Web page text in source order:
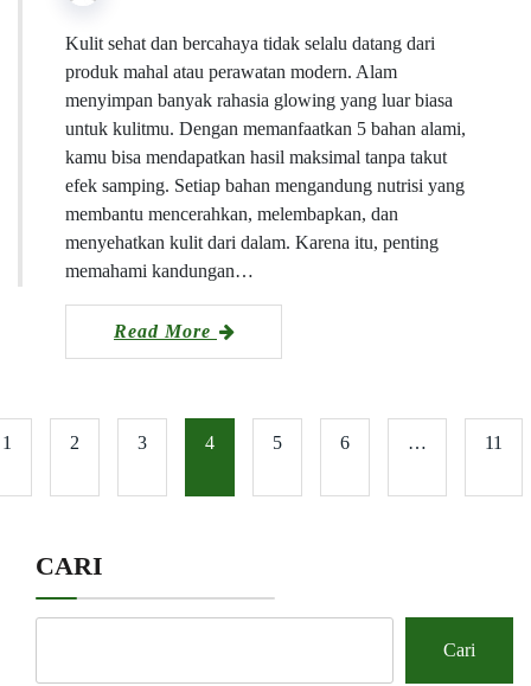
Kulit sehat dan bercahaya tidak selalu datang dari
produk mahal atau perawatan modern. Alam
menyimpan banyak rahasia glowing yang luar biasa
untuk kulitmu. Dengan memanfaatkan 5 bahan alami,
kamu bisa mendapatkan hasil maksimal tanpa takut
efek samping. Setiap bahan mengandung nutrisi yang
membantu mencerahkan, melembapkan, dan
menyehatkan kulit dari dalam. Karena itu, penting
memahami kandungan…
Read More
1 2 3 4 5 6 … 11
CARI
Cari